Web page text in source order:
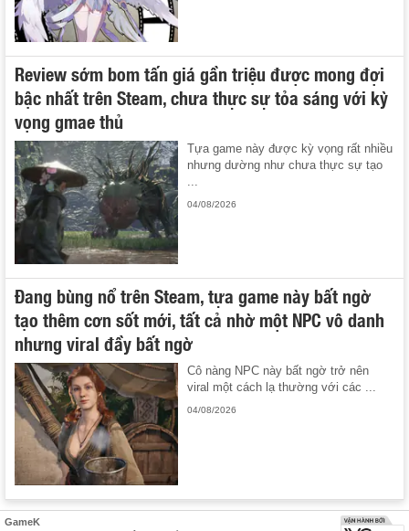
Review sớm bom tấn giá gần triệu được mong đợi
bậc nhất trên Steam, chưa thực sự tỏa sáng với kỳ
vọng gmae thủ
Tựa game này được kỳ vọng rất nhiều
nhưng dường như chưa thực sự tạo
...
04/08/2026
Đang bùng nổ trên Steam, tựa game này bất ngờ
tạo thêm cơn sốt mới, tất cả nhờ một NPC vô danh
nhưng viral đầy bất ngờ
Cô nàng NPC này bất ngờ trở nên
viral một cách lạ thường với các ...
04/08/2026
GameK